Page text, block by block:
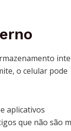
o celular pode
aplicativos
que não são